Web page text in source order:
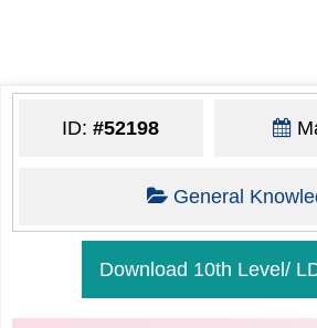
ID:#52198
General
Download 10th Level/